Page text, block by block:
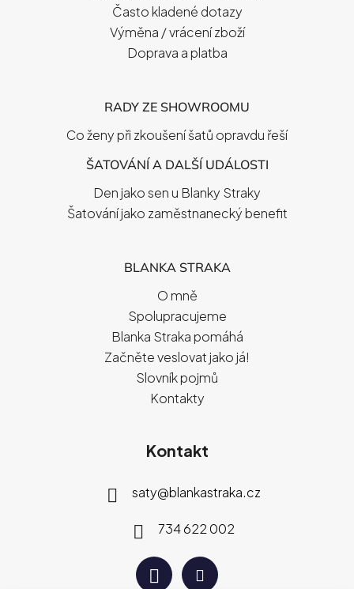
Často kladené dotazy
Výměna / vrácení zboží
Doprava a platba
RADY ZE SHOWROOMU
Co ženy při zkoušení šatů opravdu řeší
ŠATOVÁNÍ A DALŠÍ UDÁLOSTI
Den jako sen u Blanky Straky
Šatování jako zaměstnanecký benefit
BLANKA STRAKA
O mně
Spolupracujeme
Blanka Straka pomáhá
Začněte veslovat jako já!
Slovník pojmů
Kontakty
Kontakt
saty@blankastraka.cz
734 622 002